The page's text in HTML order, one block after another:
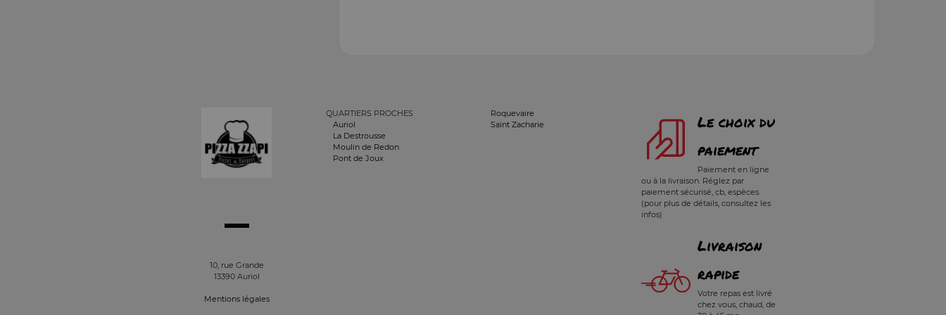
10, rue Grande
13390 Auriol
Mentions légales
QUARTIERS PROCHES
Auriol
La Destrousse
Moulin de Redon
Pont de Joux
Roquevaire
Saint Zacharie
Le choix du
paiement
Paiement en ligne
ou à la livraison. Réglez par
paiement sécurisé, cb, espèces.
(pour plus de détails, consultez les
infos)
Livraison
rapide
Votre repas est livré
chez vous, chaud, de